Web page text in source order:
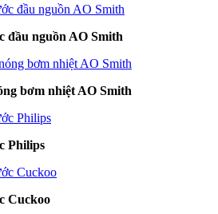
đầu nguồn AO Smith
bơm nhiệt AO Smith
Philips
Cuckoo